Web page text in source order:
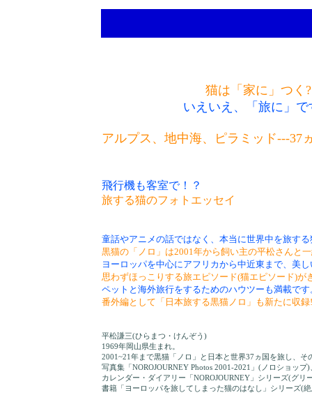
猫は「家に」つく?
いえいえ、「旅に」で
アルプス、地中海、ピラミッド---37
飛行機も客室で！？
旅する猫のフォトエッセイ
童話やアニメの話ではなく、本当に世界中を旅す
黒猫の「ノロ」は2001年から飼い主の平松さんと
ヨーロッパを中心にアフリカから中近東まで、美
思わずほっこりする旅エピソード(猫エピソード)が
ペットと海外旅行をするためのハウツーも満載です
番外編として「日本旅する黒猫ノロ」も新たに収録!
平松謙三(ひらまつ・けんぞう)
1969年岡山県生まれ。
2001~21年まで黒猫「ノロ」と日本と世界37ヵ国を旅し、そ
写真集「NOROJOURNEY Photos 2001-2021」(ノロショップ)
カレンダー・ダイアリー「NOROJOURNEY」シリーズ(グリ
書籍「ヨーロッパを旅してしまった猫のはなし」シリーズ(